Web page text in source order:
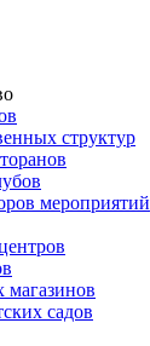
структур
мероприятий
магазинов
садов